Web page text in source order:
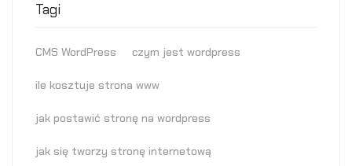
Tagi
CMS WordPress czym jest wordpress
ile kosztuje strona www
jak postawić stronę na wordpress
jak się tworzy stronę internetową